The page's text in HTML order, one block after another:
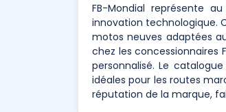
FB-Mondial représente
innovation technologique.
motos neuves adaptées
chez les concessionnaires
personnalisé. Le
idéales pour les routes
réputation de la marque,